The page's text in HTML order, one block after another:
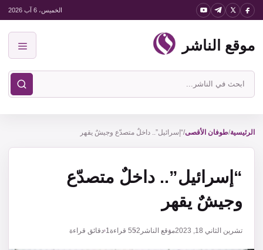
انتقل
المحتوى
الخميس، 6 آب 2026
موقع الناشر
ابحث
في
الناشر
الرئيسية/طوفان الأقصى/“إسرائيل”.. داخلٌ متصدّع وجيشٌ يقهر
“إسرائيل”.. داخلٌ متصدّع
وجيشٌ يقهر
تشرين الثاني 18, 2023 موقع الناشر 552 قراءة1 دقائق قراءة